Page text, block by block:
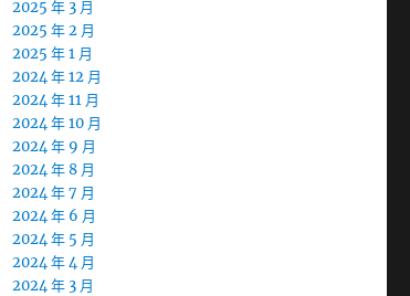
2025 年 3 月
2025 年 2 月
2025 年 1 月
2024 年 12 月
2024 年 11 月
2024 年 10 月
2024 年 9 月
2024 年 8 月
2024 年 7 月
2024 年 6 月
2024 年 5 月
2024 年 4 月
2024 年 3 月